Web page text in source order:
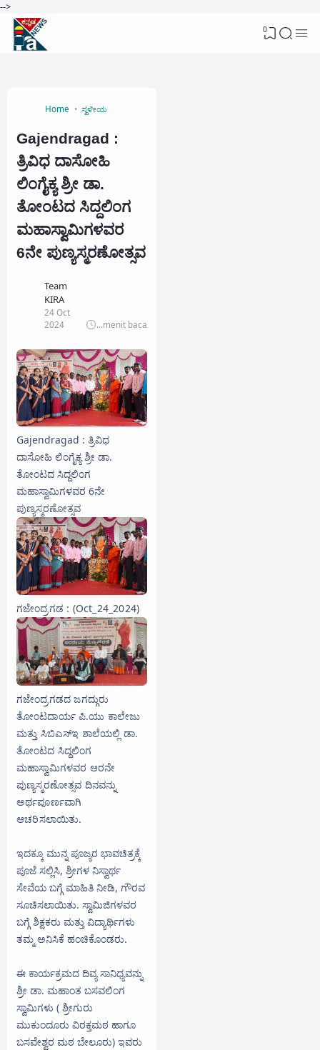
-->
0
Home ಸ್ಥಳೀಯ
Gajendragad :
ತ್ರಿವಿಧ ದಾಸೋಹಿ
ಲಿಂಗೈಕ್ಯ ಶ್ರೀ ಡಾ.
ತೋಂಟದ ಸಿದ್ದಲಿಂಗ
ಮಹಾಸ್ವಾಮಿಗಳವರ
6ನೇ ಪುಣ್ಯಸ್ಮರಣೋತ್ಸವ
Team
KIRA
24 Oct
2024
...menit baca
Gajendragad : ತ್ರಿವಿಧ
ದಾಸೋಹಿ ಲಿಂಗೈಕ್ಯ ಶ್ರೀ ಡಾ.
ತೋಂಟದ ಸಿದ್ದಲಿಂಗ
ಮಹಾಸ್ವಾಮಿಗಳವರ 6ನೇ
ಪುಣ್ಯಸ್ಮರಣೋತ್ಸವ
ಗಜೇಂದ್ರಗಡ : (Oct_24_2024)
ಗಜೇಂದ್ರಗಡದ ಜಗದ್ಗುರು
ತೋಂಟದಾರ್ಯ ಪಿ.ಯು ಕಾಲೇಜು
ಮತ್ತು ಸಿಬಿಎಸ್‌ಇ ಶಾಲೆಯಲ್ಲಿ ಡಾ.
ತೋಂಟದ ಸಿದ್ದಲಿಂಗ
ಮಹಾಸ್ವಾಮಿಗಳವರ ಆರನೇ
ಪುಣ್ಯಸ್ಮರಣೋತ್ಸವ ದಿನವನ್ನು
ಅರ್ಥಪೂರ್ಣವಾಗಿ
ಆಚರಿಸಲಾಯಿತು.
ಇದಕ್ಕೂ ಮುನ್ನ ಪೂಜ್ಯರ ಭಾವಚಿತ್ರಕ್ಕೆ
ಪೂಜೆ ಸಲ್ಲಿಸಿ, ಶ್ರೀಗಳ ನಿಸ್ವಾರ್ಥ
ಸೇವೆಯ ಬಗ್ಗೆ ಮಾಹಿತಿ ನೀಡಿ, ಗೌರವ
ಸೂಚಿಸಲಾಯಿತು. ಸ್ವಾಮಿಜಿಗಳವರ
ಬಗ್ಗೆ ಶಿಕ್ಷಕರು ಮತ್ತು ವಿದ್ಯಾರ್ಥಿಗಳು
ತಮ್ಮ ಅನಿಸಿಕೆ ಹಂಚಿಕೊಂಡರು.
ಈ ಕಾರ್ಯಕ್ರಮದ ದಿವ್ಯ ಸಾನಿಧ್ಯವನ್ನು
ಶ್ರೀ ಡಾ. ಮಹಾಂತ ಬಸವಲಿಂಗ
ಸ್ವಾಮಿಗಳು ( ಶ್ರೀಗುರು
ಮುಕುಂದೂರು ವಿರಕ್ತಮಠ ಹಾಗೂ
ಬಸವೇಶ್ವರ ಮಠ ಬೇಲೂರು) ಇವರು